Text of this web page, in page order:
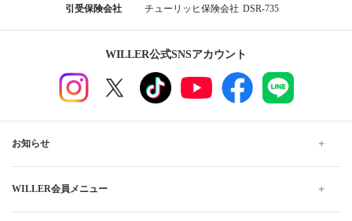
引受保険会社 チューリッヒ保険会社 DSR-735
WILLER公式SNSアカウント
お知らせ
WILLER会員メニュー